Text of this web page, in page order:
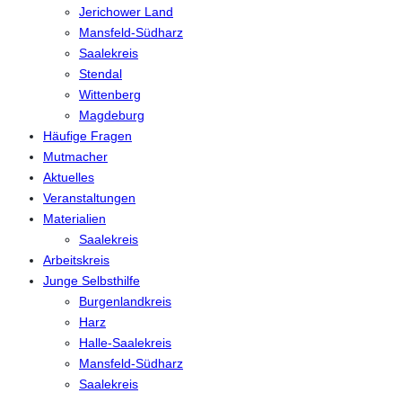
Jerichower Land
Mansfeld-Südharz
Saalekreis
Stendal
Wittenberg
Magdeburg
Häufige Fragen
Mutmacher
Aktuelles
Veranstaltungen
Materialien
Saalekreis
Arbeitskreis
Junge Selbsthilfe
Burgenlandkreis
Harz
Halle-Saalekreis
Mansfeld-Südharz
Saalekreis